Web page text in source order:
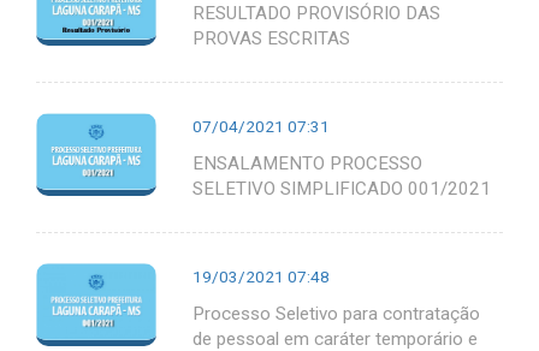
RESULTADO PROVISÓRIO DAS
PROVAS ESCRITAS
07/04/2021 07:31
ENSALAMENTO PROCESSO
SELETIVO SIMPLIFICADO 001/2021
19/03/2021 07:48
Processo Seletivo para contratação
de pessoal em caráter temporário e